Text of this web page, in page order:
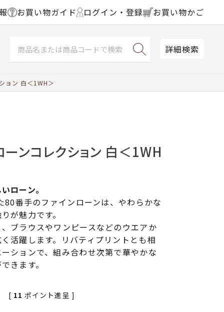
お買い物ガイド ログイン・登録 お買い物かご
詳細検索
ョン 白＜1WH＞
ーンコレクション 白＜1WH
ローン。
80番手のファインローンは、やわらかな
が魅力です。
ブラウスやワンピースなどのウエアか
活躍します。リバティプリントとも相
ションで、組み合わせ次第で華やかな
きます。
[ 11 ポイント進呈 ]